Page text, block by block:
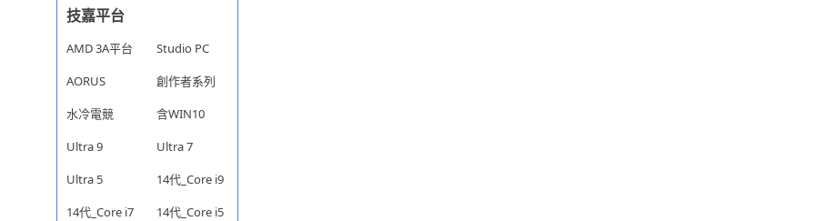
技嘉平台
AMD 3A平台
Studio PC
AORUS
創作者系列
水冷電競
含WIN10
Ultra 9
Ultra 7
Ultra 5
14代_Core i9
14代_Core i7
14代_Core i5